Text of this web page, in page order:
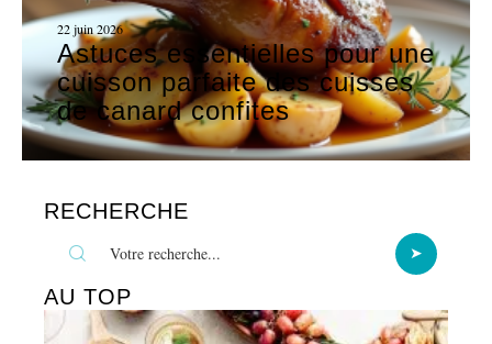
22 juin 2026
Astuces essentielles pour une
cuisson parfaite des cuisses
de canard confites
RECHERCHE
AU TOP